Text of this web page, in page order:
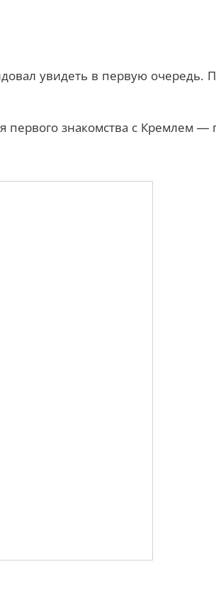
увидеть в первую очередь.
знакомства с Кремлем —